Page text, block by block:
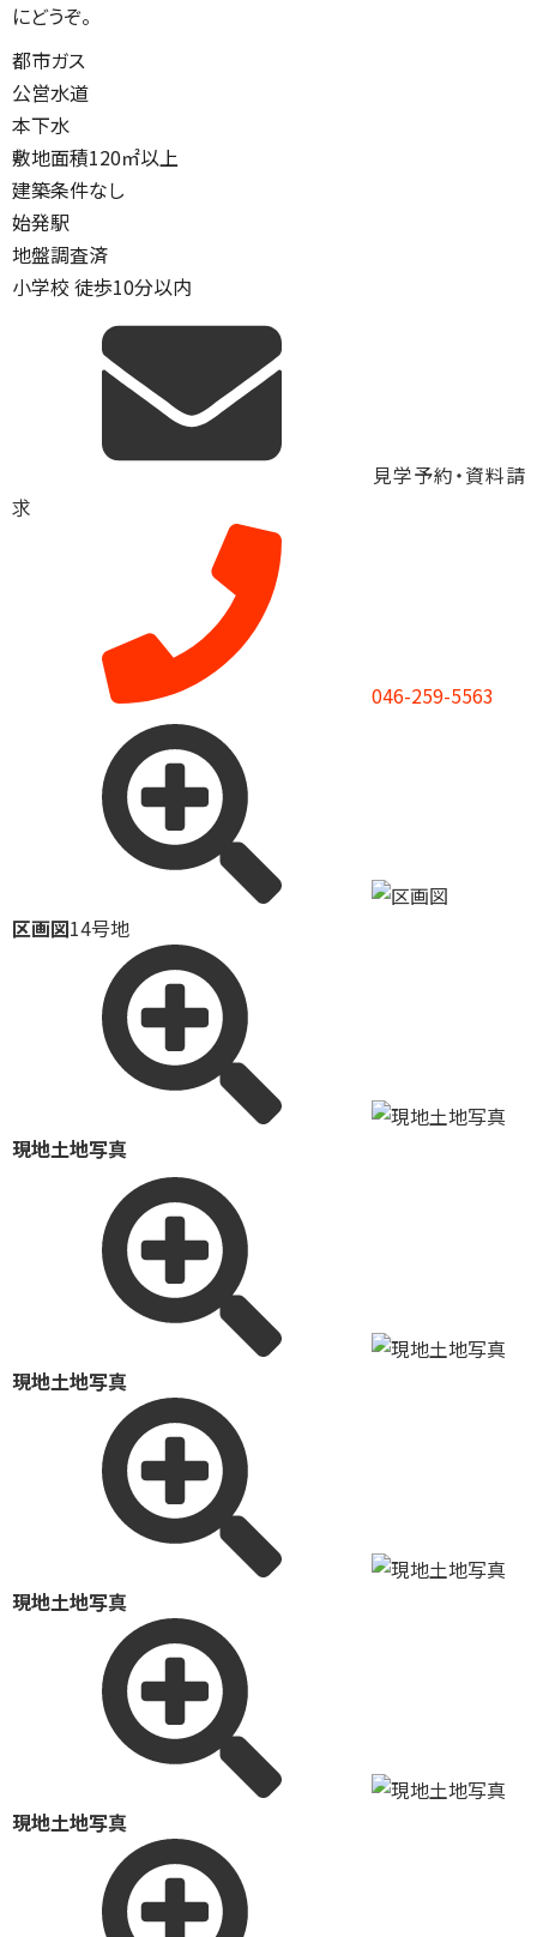
にどうぞ。
都市ガス
公営水道
本下水
敷地面積120㎡以上
建築条件なし
始発駅
地盤調査済
小学校 徒歩10分以内
見学予約・資料請
求
046-259-5563
区画図14号地
現地土地写真
現地土地写真
現地土地写真
現地土地写真